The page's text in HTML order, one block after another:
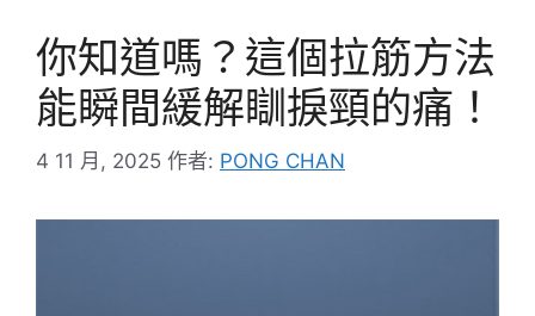
你知道嗎？這個拉筋方法
能瞬間緩解瞓捩頸的痛！
4 11 月, 2025 作者: PONG CHAN